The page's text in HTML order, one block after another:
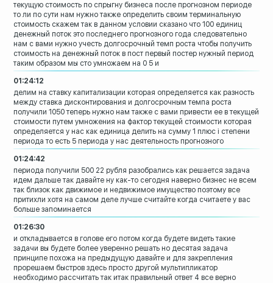
текущую стоимость по спрыгну бизнеса после прогнозном периоде
то ли по сути нам нужно также определить своим терминальную
стоимость скажем так в данном условии сказано что 100 единиц
денежный поток это последнего прогнозного года следовательно
нам с вами нужно учесть долгосрочный темп роста чтобы получить
стоимость на денежный поток в пост первый постер нужный период
таким образом мы сто умножаем на 0 5 и
01:24:12
делим на ставку капитализации которая определяется как разность
между ставка дисконтирования и долгосрочным темпа роста
получили 1050 теперь нужно нам также с вами привести ее в текущей
стоимости путем умножения на фактор текущей стоимости которая
определяется у нас как единица делить на сумму 1 плюс i степени
периода то есть 5 периода у нас деятельность прогнозного
01:24:42
периода получили 500 22 рубля разобрались как решается задача
идем дальше так давайте ну как-то сегодня наверно бизнес не всем
так близок как движимое и недвижимое имущество поэтому все
притихли хотя на самом деле лучше считайте когда считаете у вас
больше запоминается
01:26:30
и откладывается в голове его потом когда будете видеть такие
задачи вы будете более уверенно решать но десятая задача
принципе похожа на предыдущую давайте и для закрепления
прорешаем быстров здесь просто другой мультипликатор
необходимо рассчитать так итак правильный ответ 4 все верно